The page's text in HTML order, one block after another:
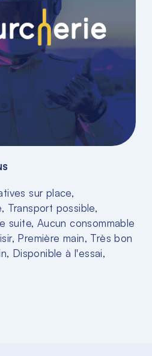
sur place,
Transport possible,
suite, Aucun consommable
Première main, Très bon
Disponible à l'essai,